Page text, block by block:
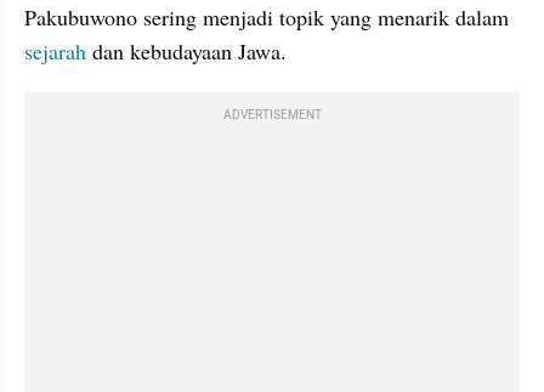
sejarah dan kebudayaan Jawa.
ADVERTISEMENT